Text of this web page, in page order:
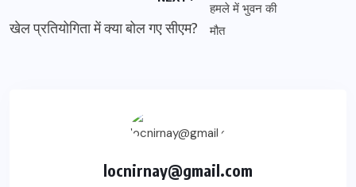
खेल प्रतियोगिता में क्या बोल गए सीएम?
locnirnay@gmail.com